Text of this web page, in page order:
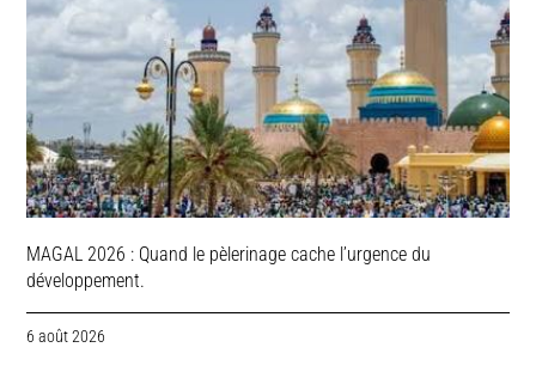
MAGAL 2026 : Quand le pèlerinage cache l’urgence du
développement.
6 août 2026